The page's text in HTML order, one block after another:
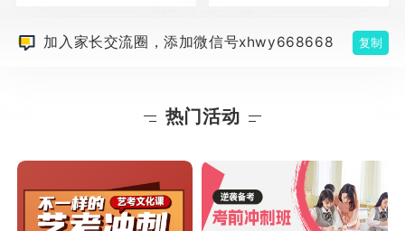
加入家长交流圈，添加微信号xhwy668668 复制
热门活动